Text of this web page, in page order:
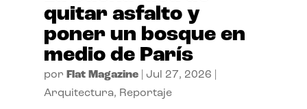
quitar asfalto y
poner un bosque en
medio de París
por Flat Magazine| Jul 27, 2026
Arquitectura, Reportaje